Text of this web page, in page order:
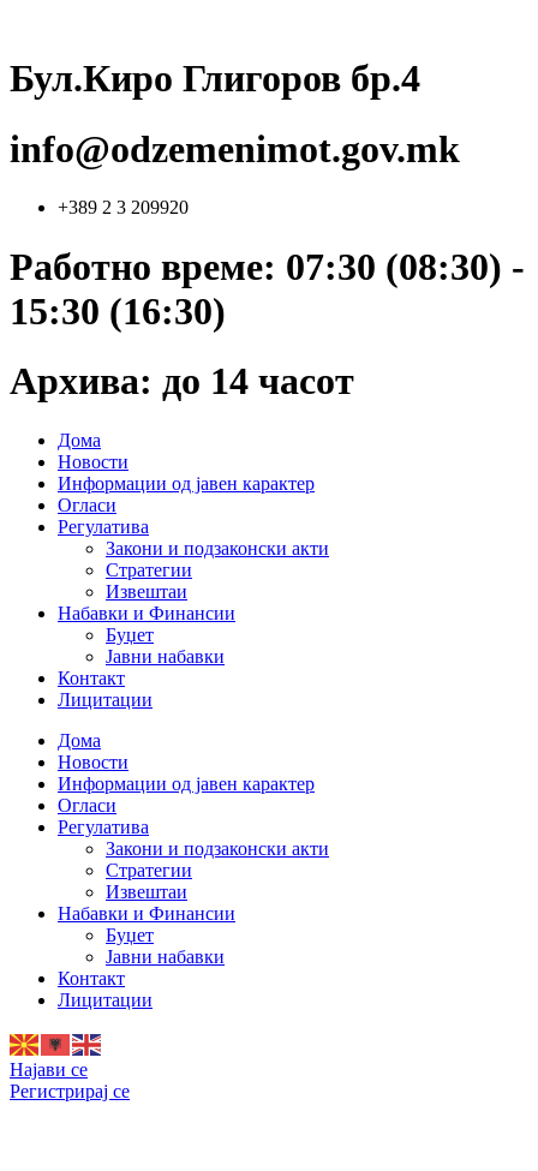
content
Бул.Киро Глигоров бр.4
info@odzemenimot.gov.mk
+389 2 3 209920
Работно време: 07:30 (08:30) -
15:30 (16:30)
Архива: до 14 часот
Дома
Новости
Информации од јавен карактер
Огласи
Регулатива
Закони и подзаконски акти
Стратегии
Извештаи
Набавки и Финансии
Буџет
Јавни набавки
Контакт
Лицитации
Дома
Новости
Информации од јавен карактер
Огласи
Регулатива
Закони и подзаконски акти
Стратегии
Извештаи
Набавки и Финансии
Буџет
Јавни набавки
Контакт
Лицитации
Најави се
Регистрирај се